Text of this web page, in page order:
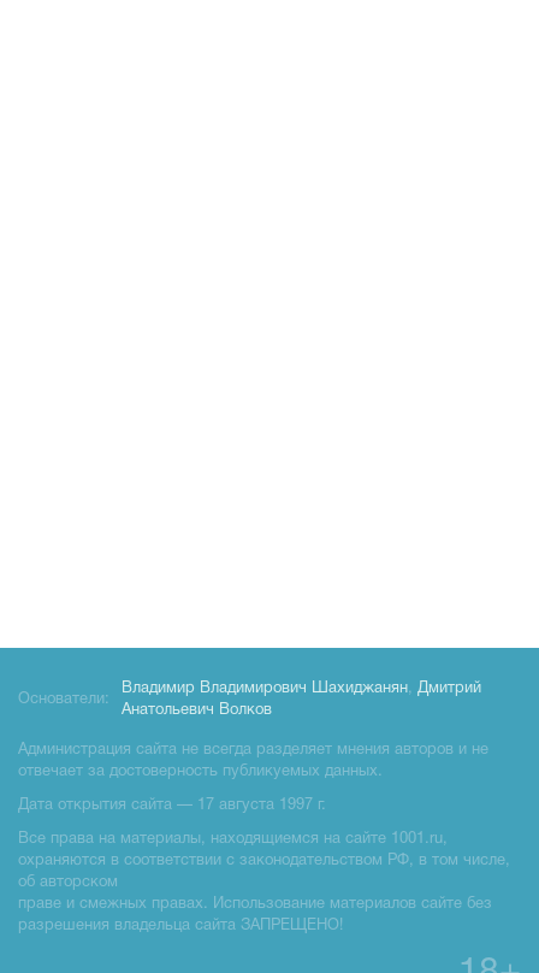
Основатели:
Владимир Владимирович Шахиджанян, Дмитрий
Анатольевич Волков
Администрация сайта не всегда разделяет мнения авторов и не
отвечает за достоверность публикуемых данных.
Дата открытия сайта — 17 августа 1997 г.
Все права на материалы, находящиемся на сайте 1001.ru,
охраняются в соответствии с законодательством РФ, в том числе,
об авторском
праве и смежных правах. Использование материалов сайте без
разрешения владельца сайта ЗАПРЕЩЕНО!